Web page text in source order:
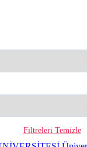
Filtreleri Temizle